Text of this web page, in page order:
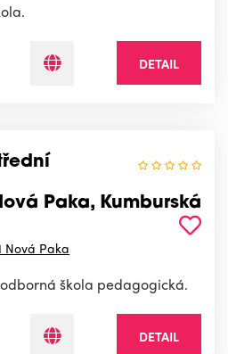
DETAIL
Paka, Kumburská
Nová Paka
škola pedagogická.
DETAIL